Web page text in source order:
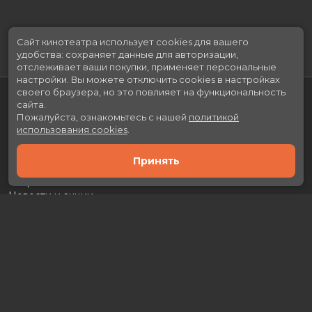
Скоро в кино
Новости и акции
Сайт кинотеатра использует cookies для вашего
удобства: сохраняет данные для авторизации,
отслеживает ваши покупки, применяет персональные
настройки. Вы можете отключить cookies в настройках
своего браузера, но это повлияет на функциональность
сайта.
Пожалуйста, ознакомьтесь с нашей политикой
использования cookies
Принять